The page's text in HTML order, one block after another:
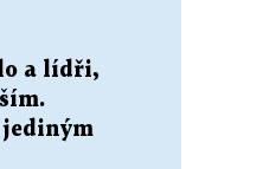
a lídři,
jediným